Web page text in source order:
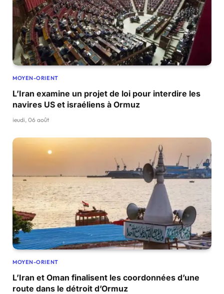
MOYEN-ORIENT
L’Iran examine un projet de loi pour interdire les
navires US et israéliens à Ormuz
jeudi, 06 août
MOYEN-ORIENT
L’Iran et Oman finalisent les coordonnées d’une
route dans le détroit d’Ormuz